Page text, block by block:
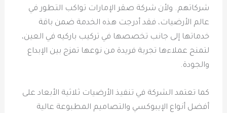
شركاتهم. ولأن شركة صقر الإمارات تواكب التطور في
عالم الأرضيات، فقد أدرجت هذه الخدمة ضمن باقة
خدماتها إلى جانب تخصصها في تركيب باركيه في العين،
لتمنح عملاءها تجربة فريدة من نوعها تمزج بين الإبداع
والجودة.
كما تعتمد الشركة في تنفيذ الأرضيات ثلاثية الأبعاد على
أفضل أنواع الإيبوكسي والتصاميم المطبوعة عالية